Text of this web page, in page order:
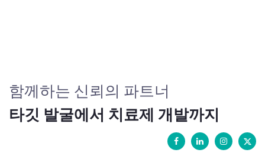
함께하는 신뢰의 파트너
타깃 발굴에서 치료제 개발까지